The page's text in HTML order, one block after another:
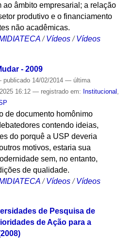
ao âmbito empresarial; a relação
produtivo e o financiamento
não acadêmicas.
/Vídeos /Vídeos
- 2009
publicado14/02/2014 — última
16:12 — registrado em: Institucional
de documento homônimo
contendo ideias,
do porquê a USP deveria
motivos, estaria sua
sem, no entanto,
de qualidade.
/Vídeos /Vídeos
de Pesquisa de
de Ação para a